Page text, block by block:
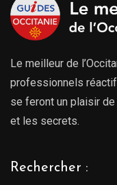
Le meilleur de
professionnels
se feront un plaisir
et les secrets.
Rechercher :